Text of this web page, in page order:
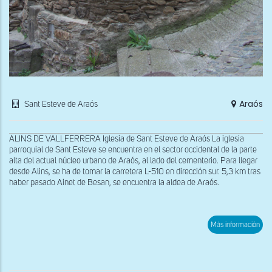
Sant Esteve de Araós Araós
ALINS DE VALLFERRERA Iglesia de Sant Esteve de Araós La iglesia
parroquial de Sant Esteve se encuentra en el sector occidental de la parte
alta del actual núcleo urbano de Araós, al lado del cementerio. Para llegar
desde Alins, se ha de tomar la carretera L-510 en dirección sur. 5,3 km tras
haber pasado Ainet de Besan, se encuentra la aldea de Araós.
Más información